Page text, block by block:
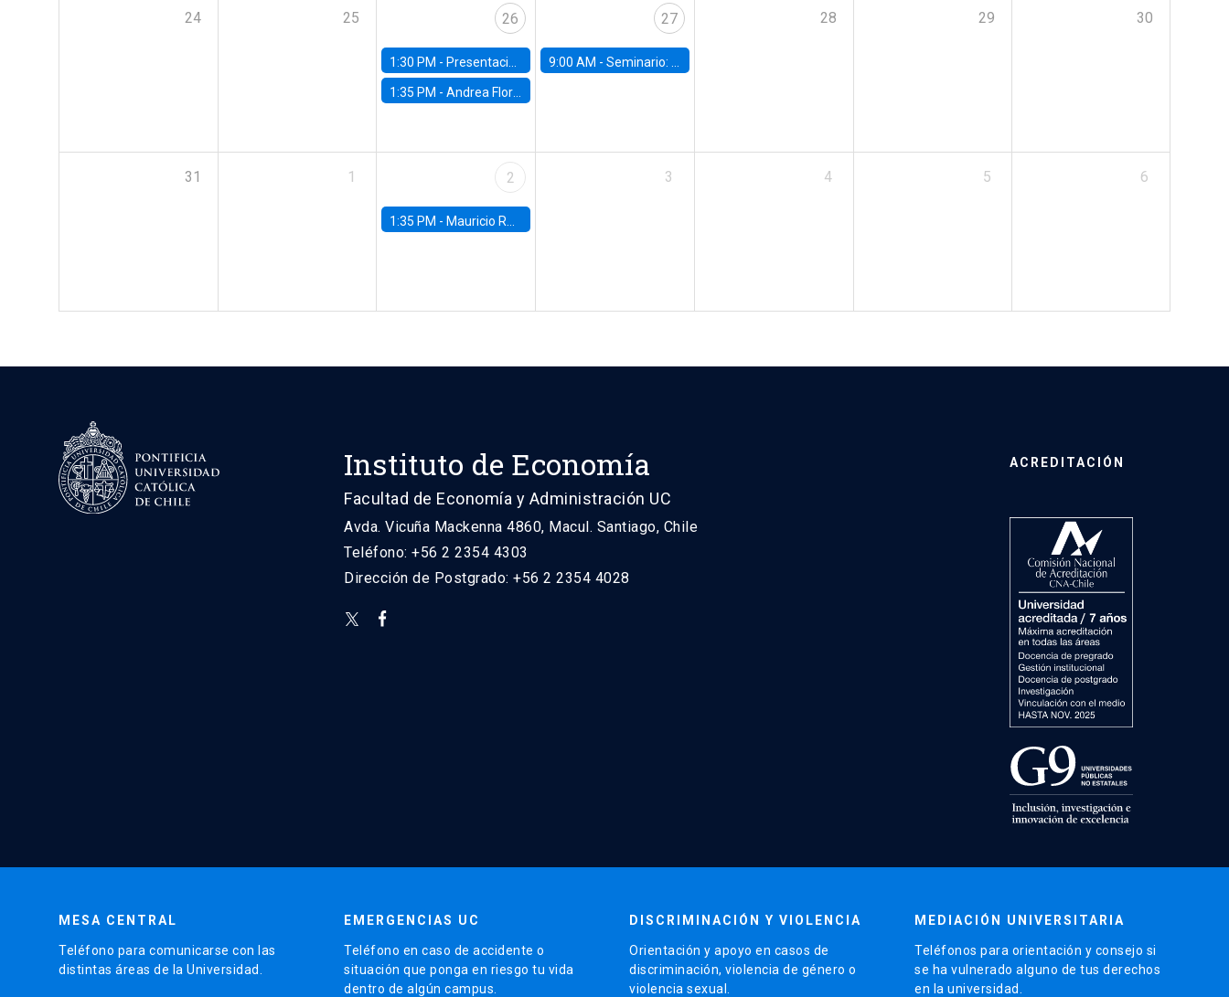
24 25 26
1:30 PM - Presentación del IPoM en la Facultad de Economía y Administración UC
1:35 PM -Andrea Flores, FGV - Brasil
27
9:00 AM -Seminario: "Un futuro compartido: La urgencia de actuar contra el cambio climático"
28 29 30
31 1 2
1:35 PM - Mauricio Romero, ITAM
3 4 5 6
Instituto de Economía
Facultad de Economía y Administración UC
Avda. Vicuña Mackenna 4860, Macul. Santiago, Chile
Teléfono: +56 2 2354 4303
Dirección de Postgrado: +56 2 2354 4028
ACREDITACIÓN
MESA CENTRAL
Teléfono para comunicarse con las
distintas áreas de la Universidad.
EMERGENCIAS UC
Teléfono en caso de accidente o
situación que ponga en riesgo tu vida
dentro de algún campus.
DISCRIMINACIÓN Y VIOLENCIA
Orientación y apoyo en casos de
discriminación, violencia de género o
violencia sexual.
MEDIACIÓN UNIVERSITARIA
Teléfonos para orientación y consejo si
se ha vulnerado alguno de tus derechos
en la universidad.